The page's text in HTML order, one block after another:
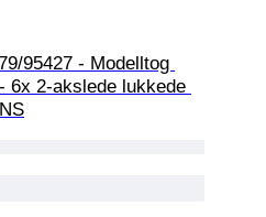
95427 - Modelltog
6x 2-akslede lukkede